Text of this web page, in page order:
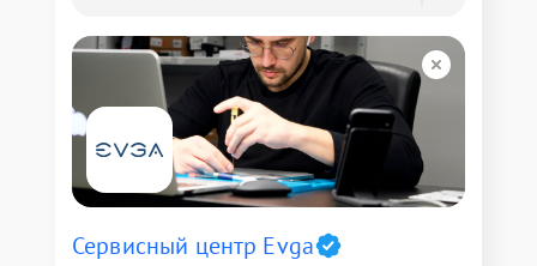
Сервисный центр Evga